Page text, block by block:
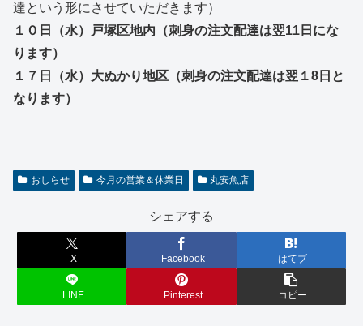
達という形にさせていただきます）
１０日（水）戸塚区地内（刺身の注文配達は翌11日にな
ります）
１７日（水）大ぬかり地区（刺身の注文配達は翌１8日と
なります）
おしらせ 今月の営業＆休業日 丸安魚店
シェアする
X Facebook はてブ
LINE Pinterest コピー